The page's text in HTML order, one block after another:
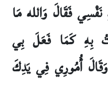
فَقَالَ وَالله مَا
بِهِ كَمَا فَعَلَ بِي
وَقَالَ أُمُورِي فِي يَدِكَ